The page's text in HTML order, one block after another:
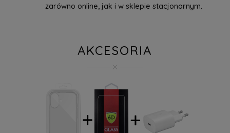
zarówno online, jak i w sklepie stacjonarnym.
AKCESORIA